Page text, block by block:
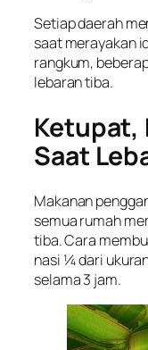
Setiap daerah
saat merayakan
rangkum,
lebaran tiba.
Ketupat,
Saat
Makanan
semua rumah
tiba. Cara
nasi ¼ dari
selama 3 jam.